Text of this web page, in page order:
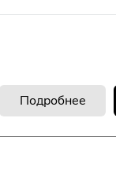
Подробнее